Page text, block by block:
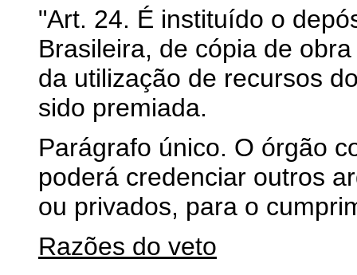
"Art. 24. É instituído o
Brasileira, de cópia de
da utilização de recursos
sido premiada.
Parágrafo único. O órgão
poderá credenciar outros
ou privados, para o
Razões do veto